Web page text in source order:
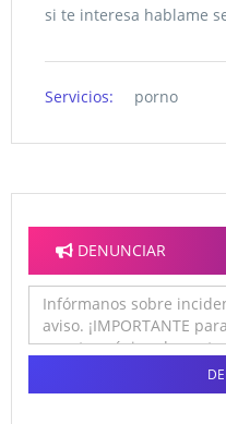
si te interesa hablame
Servicios: porno
DENUNCIAR